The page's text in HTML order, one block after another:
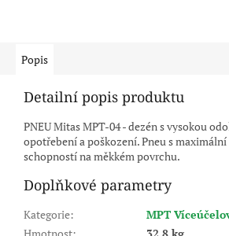
Popis
Detailní popis produktu
PNEU Mitas MPT-04 - dezén s vysokou
opotřebení a poškození. Pneu s
schopností na měkkém povrchu.
Doplňkové parametry
Kategorie:
MPT